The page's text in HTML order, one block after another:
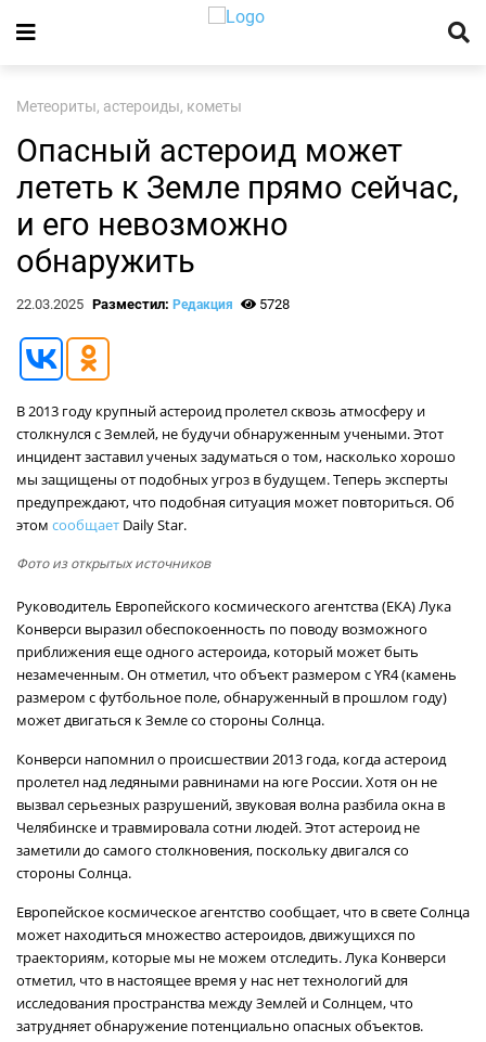
Метеориты, астероиды, кометы
Опасный астероид может
лететь к Земле прямо сейчас,
и его невозможно
обнаружить
22.03.2025 Разместил: Редакция 5728
В 2013 году крупный астероид пролетел сквозь атмосферу и
столкнулся с Землей, не будучи обнаруженным учеными. Этот
инцидент заставил ученых задуматься о том, насколько хорошо
мы защищены от подобных угроз в будущем. Теперь эксперты
предупреждают, что подобная ситуация может повториться. Об
этом сообщает Daily Star.
Фото из открытых источников
Руководитель Европейского космического агентства (ЕКА) Лука
Конверси выразил обеспокоенность по поводу возможного
приближения еще одного астероида, который может быть
незамеченным. Он отметил, что объект размером с YR4 (камень
размером с футбольное поле, обнаруженный в прошлом году)
может двигаться к Земле со стороны Солнца.
Конверси напомнил о происшествии 2013 года, когда астероид
пролетел над ледяными равнинами на юге России. Хотя он не
вызвал серьезных разрушений, звуковая волна разбила окна в
Челябинске и травмировала сотни людей. Этот астероид не
заметили до самого столкновения, поскольку двигался со
стороны Солнца.
Европейское космическое агентство сообщает, что в свете Солнца
может находиться множество астероидов, движущихся по
траекториям, которые мы не можем отследить. Лука Конверси
отметил, что в настоящее время у нас нет технологий для
исследования пространства между Землей и Солнцем, что
затрудняет обнаружение потенциально опасных объектов.